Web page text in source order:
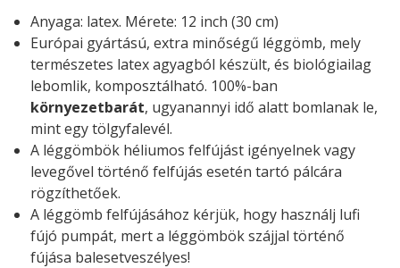
Anyaga: latex. Mérete: 12 inch (30 cm)
Európai gyártású, extra minőségű léggömb, mely
természetes latex agyagból készült, és biológiailag
lebomlik, komposztálható. 100%-ban
környezetbarát, ugyanannyi idő alatt bomlanak le,
mint egy tölgyfalevél.
A léggömbök héliumos felfújást igényelnek vagy
levegővel történő felfújás esetén tartó pálcára
rögzíthetőek.
A léggömb felfújásához kérjük, hogy használj lufi
fújó pumpát, mert a léggömbök szájjal történő
fújása balesetveszélyes!